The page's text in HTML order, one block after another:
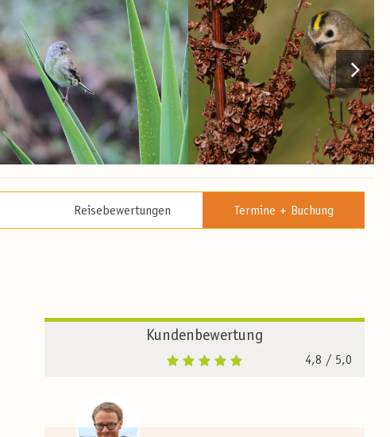
Reisebewertungen Termine + Buchung
Kundenbewertung
4,8 / 5,0